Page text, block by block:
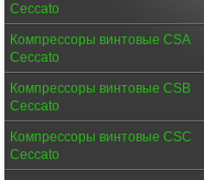
Ceccato
Компрессоры винтовые CSA
Ceccato
Компрессоры винтовые CSB
Ceccato
Компрессоры винтовые CSC
Ceccato